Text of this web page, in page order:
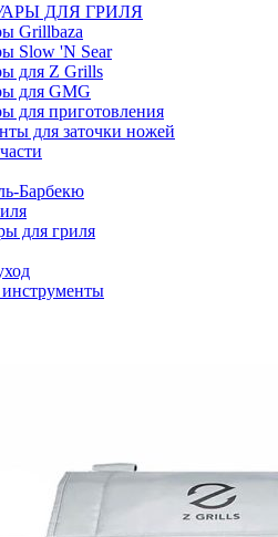
ДЛЯ ГРИЛЯ
Grillbaza
Slow 'N Sear
для Z Grills
для GMG
для приготовления
для заточки ножей
Барбекю
для гриля